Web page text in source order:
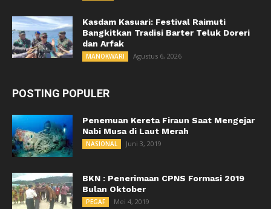
Kasdam Kasuari: Festival Raimuti
Bangkitkan Tradisi Barter Teluk Doreri
dan Arfak
MANOKWARI Agustus 6, 2026
POSTING POPULER
Penemuan Kereta Firaun Saat Mengejar
Nabi Musa di Laut Merah
NASIONAL Juni 3, 2019
BKN : Penerimaan CPNS Formasi 2019
Bulan Oktober
PEGAF Mei 4, 2019